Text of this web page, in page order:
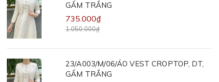
GẤM TRẮNG
735.000₫
1.050.000₫
23/A003/M/06/ÁO VEST CROPTOP, DT,
GẤM TRẮNG